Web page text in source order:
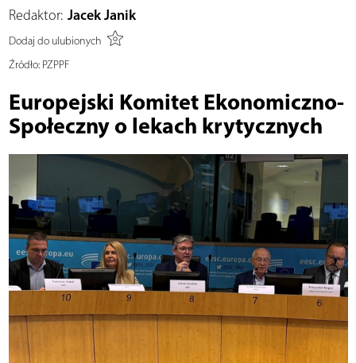
Redaktor: Jacek Janik
Dodaj do ulubionych
Źródło:PZPPF
Europejski Komitet Ekonomiczno-
Społeczny o lekach krytycznych